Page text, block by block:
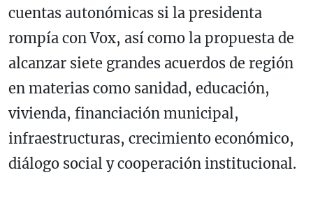
cuentas autonómicas si la presidenta
rompía con Vox, así como la propuesta de
alcanzar siete grandes acuerdos de región
en materias como sanidad, educación,
vivienda, financiación municipal,
infraestructuras, crecimiento económico,
diálogo social y cooperación institucional.